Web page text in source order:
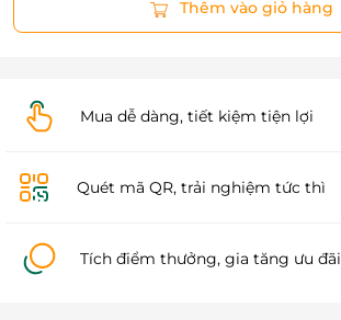
Thêm vào giỏ hàng
Mua dễ dàng, tiết kiệm tiện lợi
Quét mã QR, trải nghiệm tức thì
Tích điểm thưởng, gia tăng ưu đãi